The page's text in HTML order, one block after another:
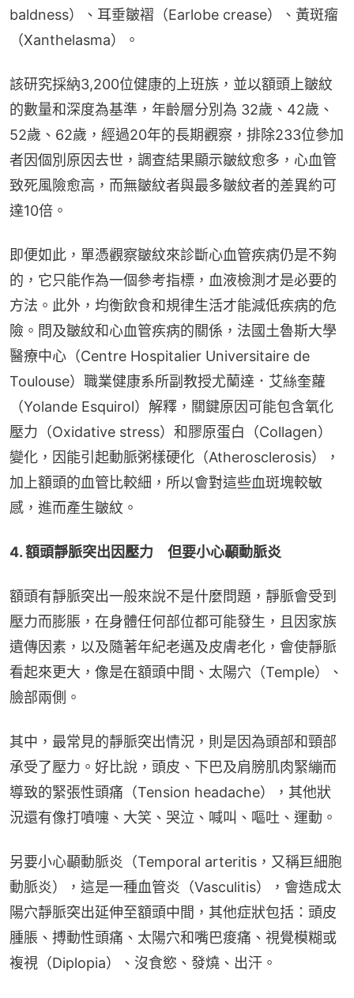
baldness）、耳垂皺褶（Earlobe crease）、黃斑瘤
（Xanthelasma）。
該研究採納3,200位健康的上班族，並以額頭上皺紋
的數量和深度為基準，年齡層分別為 32歲、42歲、
52歲、62歲，經過20年的長期觀察，排除233位參加
者因個別原因去世，調查結果顯示皺紋愈多，心血管
致死風險愈高，而無皺紋者與最多皺紋者的差異約可
達10倍。
即便如此，單憑觀察皺紋來診斷心血管疾病仍是不夠
的，它只能作為一個參考指標，血液檢測才是必要的
方法。此外，均衡飲食和規律生活才能減低疾病的危
險。問及皺紋和心血管疾病的關係，法國土魯斯大學
醫療中心（Centre Hospitalier Universitaire de
Toulouse）職業健康系所副教授尤蘭達．艾絲奎蘿
（Yolande Esquirol）解釋，關鍵原因可能包含氧化
壓力（Oxidative stress）和膠原蛋白（Collagen）
變化，因能引起動脈粥樣硬化（Atherosclerosis），
加上額頭的血管比較細，所以會對這些血斑塊較敏
感，進而產生皺紋。
4. 額頭靜脈突出因壓力　但要小心顳動脈炎
額頭有靜脈突出一般來說不是什麼問題，靜脈會受到
壓力而膨脹，在身體任何部位都可能發生，且因家族
遺傳因素，以及隨著年紀老邁及皮膚老化，會使靜脈
看起來更大，像是在額頭中間、太陽穴（Temple）、
臉部兩側。
其中，最常見的靜脈突出情況，則是因為頭部和頸部
承受了壓力。好比說，頭皮、下巴及肩膀肌肉緊繃而
導致的緊張性頭痛（Tension headache），其他狀
況還有像打噴嚏、大笑、哭泣、喊叫、嘔吐、運動。
另要小心顳動脈炎（Temporal arteritis，又稱巨細胞
動脈炎），這是一種血管炎（Vasculitis），會造成太
陽穴靜脈突出延伸至額頭中間，其他症狀包括：頭皮
腫脹、搏動性頭痛、太陽穴和嘴巴痠痛、視覺模糊或
複視（Diplopia）、沒食慾、發燒、出汗。